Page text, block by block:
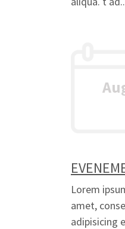
Lorem
amet,
adipisicing